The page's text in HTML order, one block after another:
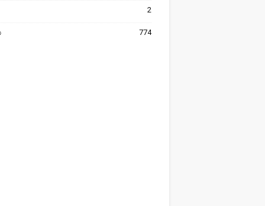
2
774